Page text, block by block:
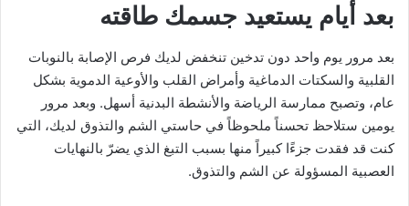
بعد أيام يستعيد جسمك طاقته
بعد مرور يوم واحد دون تدخين تنخفض لديك فرص الإصابة بالنوبات
القلبية والسكتات الدماغية وأمراض القلب والأوعية الدموية بشكل
عام، وتصبح ممارسة الرياضة والأنشطة البدنية أسهل. وبعد مرور
يومين ستلاحظ تحسناً ملحوظاً في حاستي الشم والتذوق لديك، التي
كنت قد فقدت جزءًا كبيراً منها بسبب التبغ الذي يضرّ بالنهايات
العصبية المسؤولة عن الشم والتذوق.